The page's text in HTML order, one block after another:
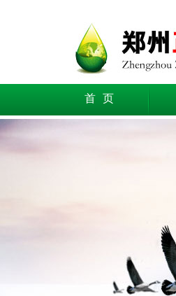
首 页